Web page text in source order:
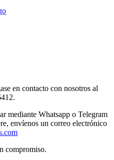
en contacto con nosotros al
mediante Whatsapp o Telegram
envíenos un correo electrónico
compromiso.